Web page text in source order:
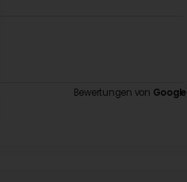
Bewertungen von Google